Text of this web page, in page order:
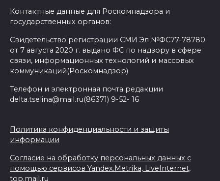
Контактные данные для Роскомнадзора и
государственных органов:
Свидетельство регистрации СМИ Эл №ФС77-78780
от 7 августа 2020 г. выдано ФС по надзору в сфере
связи, информационных технологий и массовых
коммуникаций(Роскомнадзор)
Телефон и электронная почта редакции
delta.tselina@mail.ru(86371) 9-52- 16
Политика конфиденциальности и защиты
информации
Согласие на обработку персональных данных с
помощью сервисов Yandex.Metrika, LiveInternet,
top.mail.ru